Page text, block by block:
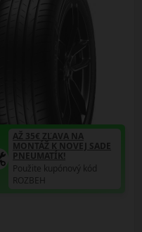
AŽ 35€ ZĽAVA NA
MONTÁŽ K NOVEJ SADE
PNEUMATÍK!
Použite kupónový kód
ROZBEH